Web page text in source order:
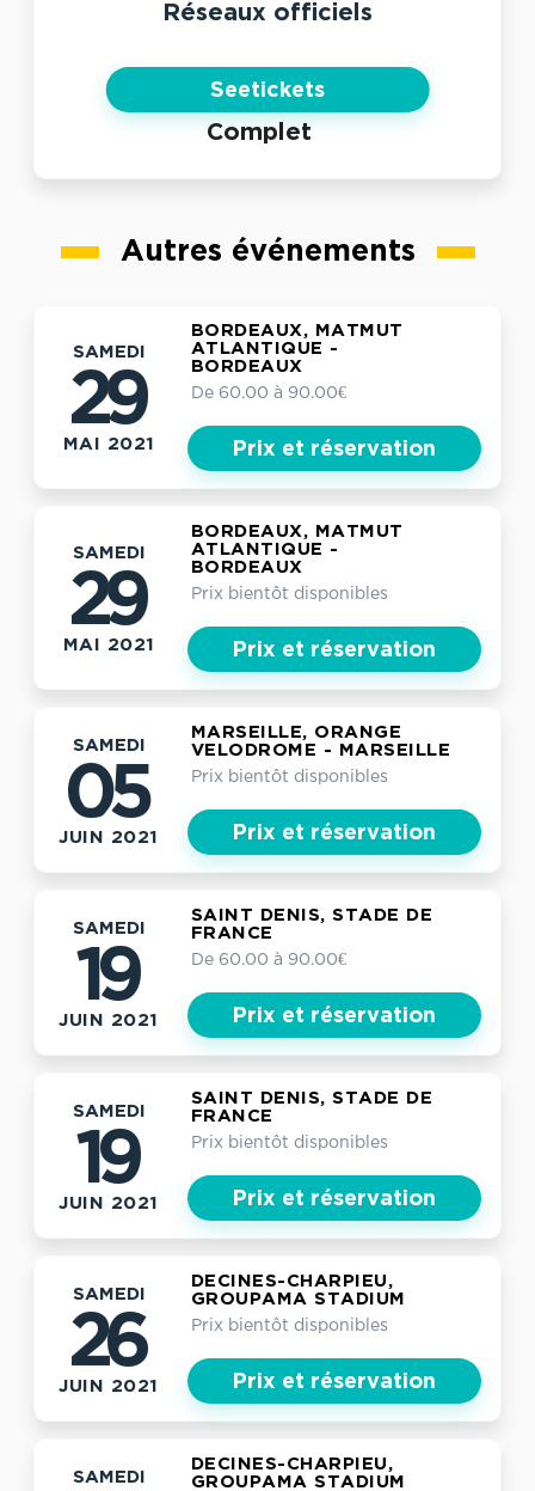
Réseaux officiels
Seetickets
Complet
Autres événements
SAMEDI
29
MAI 2021
BORDEAUX, MATMUT
ATLANTIQUE -
BORDEAUX
De 60.00 à 90.00€
Prix et réservation
SAMEDI
29
MAI 2021
BORDEAUX, MATMUT
ATLANTIQUE -
BORDEAUX
Prix bientôt disponibles
Prix et réservation
SAMEDI
05
JUIN 2021
MARSEILLE, ORANGE
VELODROME - MARSEILLE
Prix bientôt disponibles
Prix et réservation
SAMEDI
19
JUIN 2021
SAINT DENIS, STADE DE
FRANCE
De 60.00 à 90.00€
Prix et réservation
SAMEDI
19
JUIN 2021
SAINT DENIS, STADE DE
FRANCE
Prix bientôt disponibles
Prix et réservation
SAMEDI
26
JUIN 2021
DECINES-CHARPIEU,
GROUPAMA STADIUM
Prix bientôt disponibles
Prix et réservation
SAMEDI
DECINES-CHARPIEU,
GROUPAMA STADIUM